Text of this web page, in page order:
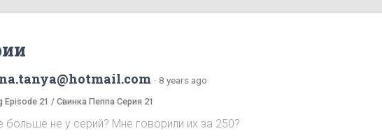
· 8 years ago
Episode 21 / Свинка Пеппа Серия 21
больше не у серий? Мне говорили их за 250?